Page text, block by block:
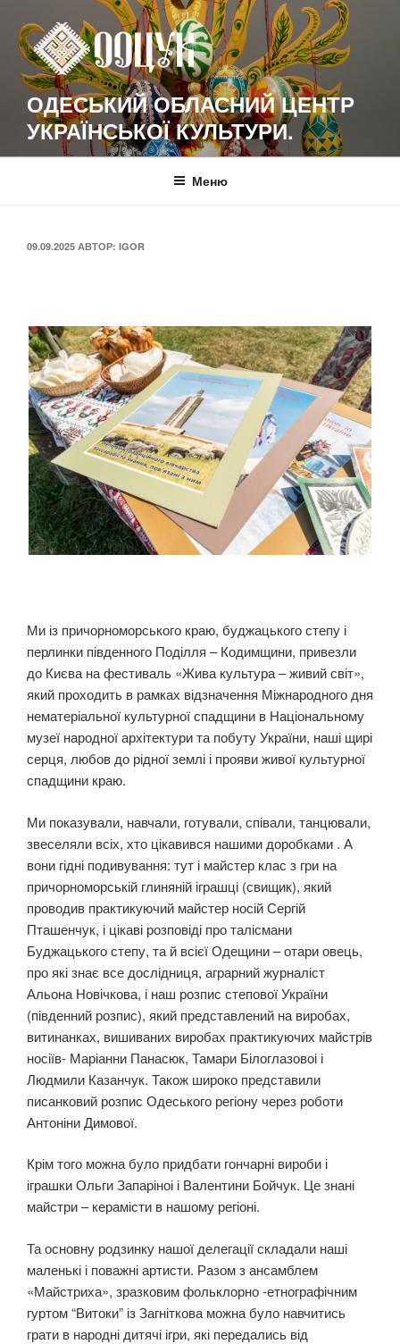
содержимому
ОДЕСЬКИЙ ОБЛАСНИЙ ЦЕНТР
УКРАЇНСЬКОЇ КУЛЬТУРИ.
Меню
ОПУБЛИКОВАНО
09.09.2025 АВТОР: IGOR
Ми із причорноморського краю, буджацького степу і
перлинки південного Поділля – Кодимщини, привезли
до Києва на фестиваль «Жива культура – живий світ»,
який проходить в рамках відзначення Міжнародного дня
нематеріальної культурної спадщини в Національному
музеї народної архітектури та побуту України, наші щирі
серця, любов до рідної землі і прояви живої культурної
спадщини краю.
Ми показували, навчали, готували, співали, танцювали,
звеселяли всіх, хто цікавився нашими доробками . А
вони гідні подивування: тут і майстер клас з гри на
причорноморській глиняній іграшці (свищик), який
проводив практикуючий майстер носій Сергій
Пташенчук, і цікаві розповіді про талісмани
Буджацького степу, та й всієї Одещини – отари овець,
про які знає все дослідниця, аграрний журналіст
Альона Новічкова, і наш розпис степової України
(південний розпис), який представлений на виробах,
витинанках, вишиваних виробах практикуючих майстрів
носіїв- Маріанни Панасюк, Тамари Білоглазовоі і
Людмили Казанчук. Також широко представили
писанковий розпис Одеського регіону через роботи
Антоніни Димової.
Крім того можна було придбати гончарні вироби і
іграшки Ольги Запаріноі і Валентини Бойчук. Це знані
майстри – керамісти в нашому регіоні.
Та основну родзинку нашої делегації складали наші
маленькі і поважні артисти. Разом з ансамблем
«Майстриха», зразковим фольклорно -етнографічним
гуртом “Витоки” із Загніткова можна було навчитись
грати в народні дитячі ігри, які передались від